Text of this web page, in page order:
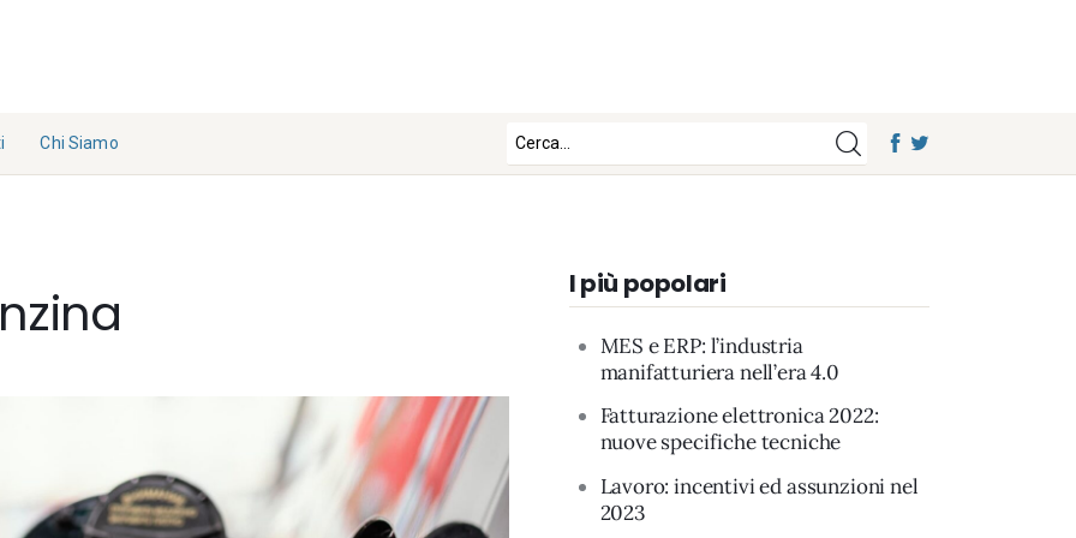
Chi Siamo
Collabo
ra con
I più popolari
MES e ERP: l’industria
manifatturiera nell’era 4.0
Fatturazione elettronica 2022:
nuove specifiche tecniche
Lavoro: incentivi ed assunzioni nel
2023